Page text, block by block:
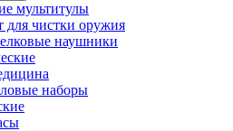
мультитулы
для чистки оружия
наушники
наборы